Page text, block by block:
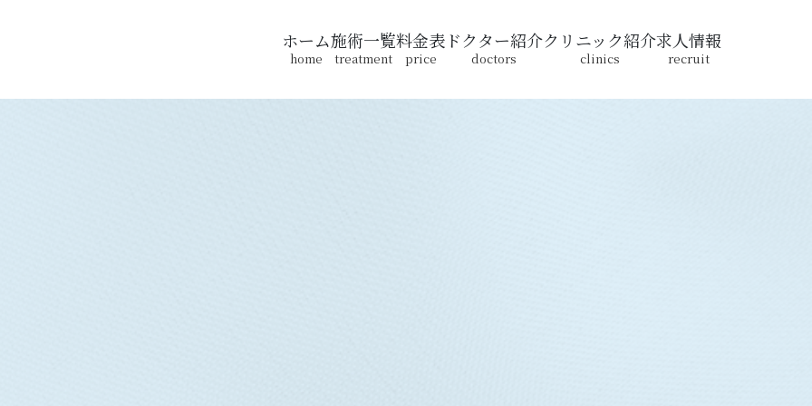
ホーム
home
施術一覧
treatment
料金表
price
ドクター紹介
doctors
クリニック紹介
clinics
求人情報
recruit